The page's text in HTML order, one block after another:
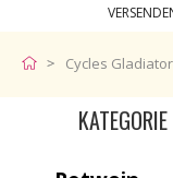
Cycles
KATEGORIE